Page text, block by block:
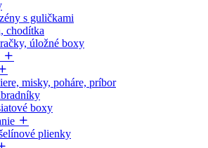
s guličkami
chodítka
úložné boxy
misky, poháre, príbor
boxy
plienky